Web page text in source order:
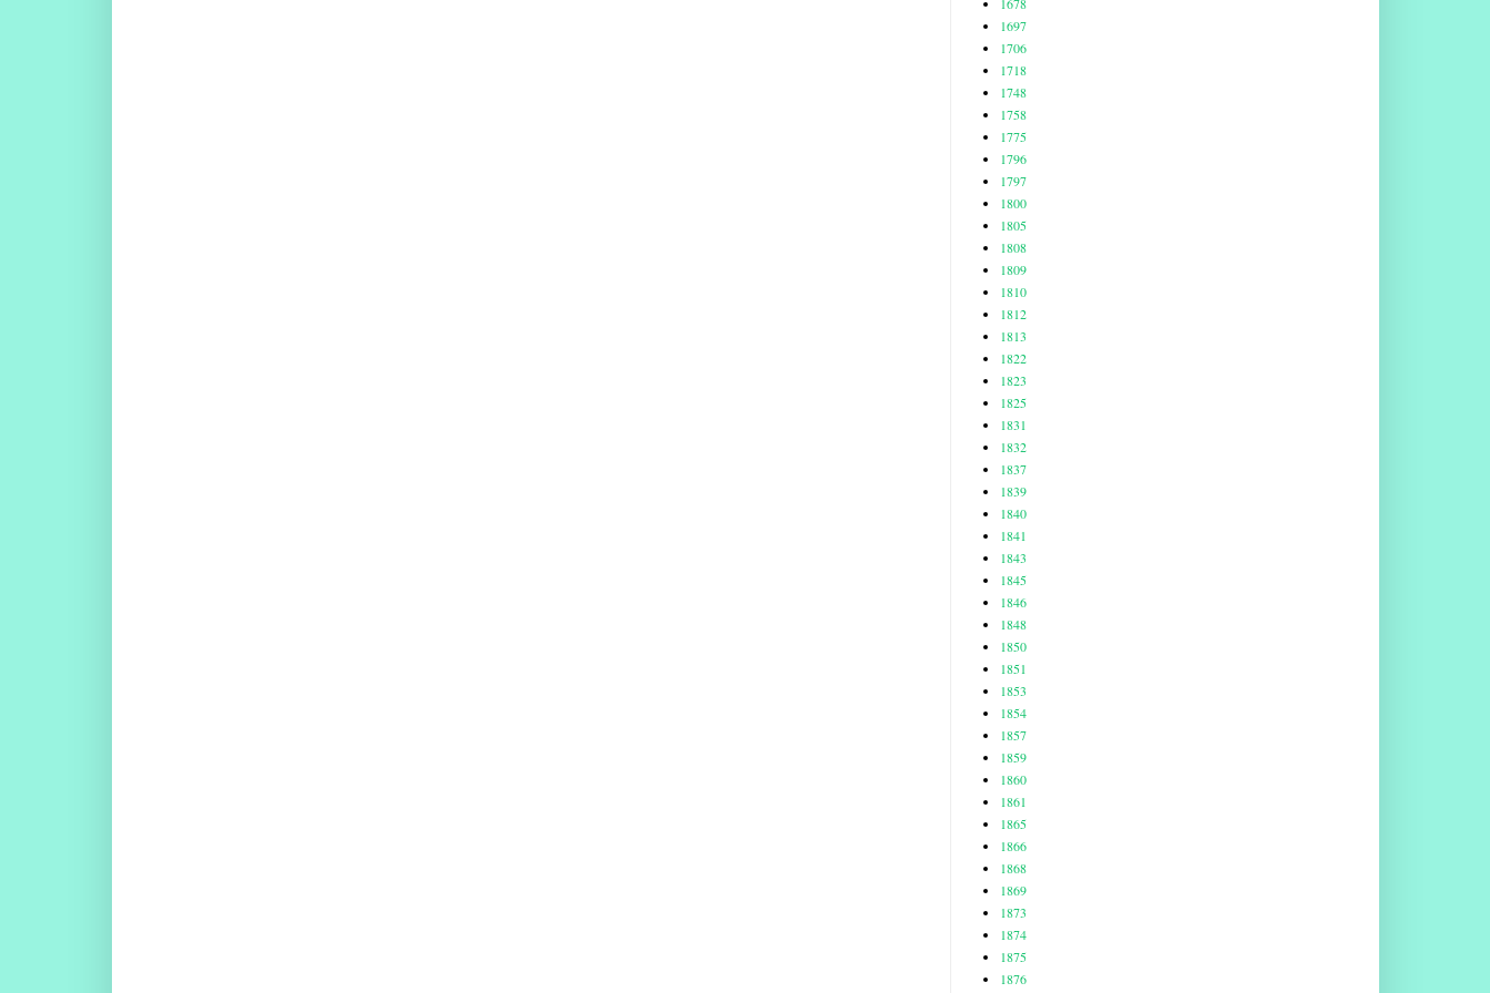
1697
1706
1718
1748
1758
1775
1796
1797
1800
1805
1808
1809
1810
1812
1813
1822
1823
1825
1831
1832
1837
1839
1840
1841
1843
1845
1846
1848
1850
1851
1853
1854
1857
1859
1860
1861
1865
1866
1868
1869
1873
1874
1875
1876